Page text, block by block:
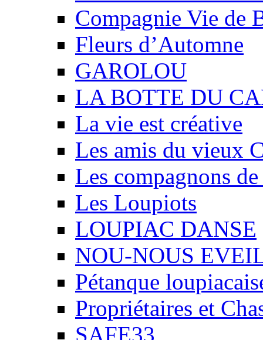
Compagnie Vie de
Fleurs d’Automne
GAROLOU
LA BOTTE DU
La vie est créative
Les amis du vieux
Les compagnons
Les Loupiots
LOUPIAC DANSE
NOU-NOUS
Pétanque
Propriétaires et
SAFE33